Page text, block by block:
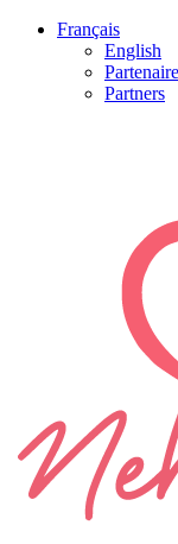
Français
English
Partners